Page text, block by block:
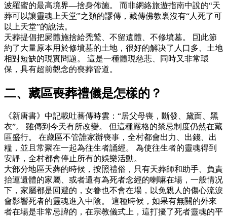
波羅蜜的最高境界—捨身佈施。 而非網絡旅遊指南中說的“天
葬可以讓靈魂上天堂”之類的謬傳，藏傳佛教裏沒有“人死了可
以上天堂”的說法。
天葬提倡把屍體施捨給禿鷲、不留遺體、不修墳墓。 囙此節
約了大量原本用於修墳墓的土地，很好的解决了人口多、土地
相對短缺的現實問題。 這是一種體現慈悲、同時又非常環
保，具有超前觀念的喪葬管道。
二、藏區喪葬禮儀是怎樣的？
《新唐書》中記載吐蕃傳時雲：“居父母喪，斷發、黛面、黑
衣”。 雖傳到今天有所改變。 但這種嚴格的禁忌制度仍然在藏
區盛行。 在藏區不管誰家辦喪事，全村都會出力、出錢、出
糧，並且常聚在一起為往生者誦經。 為使往生者的靈魂得到
安靜，全村都會停止所有的娛樂活動。
大部分地區天葬的時候，按照禮俗，只有天葬師和助手、負責
抬運遺體的家屬、或者還有為死者念經的喇嘛在場，一般情况
下，家屬都是回避的，女眷也不會在場，以免親人的傷心流淚
會影響死者的靈魂進入中陰。 這種時候，如果有無關的外來
者在場是非常忌諱的，在宗教儀式上，這打擾了死者靈魂的平